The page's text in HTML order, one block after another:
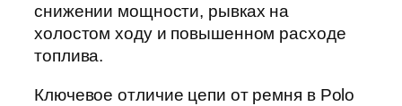
снижении мощности, рывках на
холостом ходу и повышенном расходе
топлива.
Ключевое отличие цепи от ремня в Polo